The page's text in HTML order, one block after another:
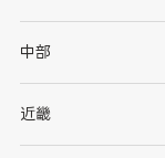
岩手県
秋田県
茨城県
群馬県
中部
新潟県
近畿